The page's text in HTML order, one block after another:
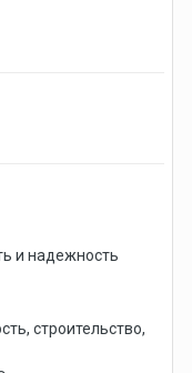
и надежность
строительство,